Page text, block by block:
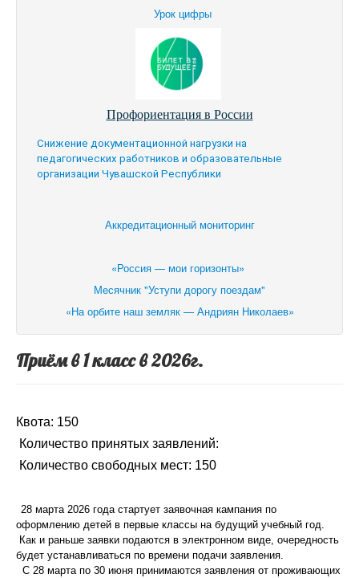
Урок цифры
Профориентация в России
Снижение документационной нагрузки на
педагогических работников и образовательные
организации Чувашской Республики
Аккредитационный мониторинг
«Россия — мои горизонты»
Месячник "Уступи дорогу поездам"
«На орбите наш земляк — Андриян Николаев»
Приём в 1 класс в 2026г.
Квота: 150
Количество принятых заявлений:
Количество свободных мест: 150
28 марта 2026 года стартует заявочная кампания по
оформлению детей в первые классы на будущий учебный год.
Как и раньше заявки подаются в электронном виде, очередность
будет устанавливаться по времени подачи заявления.
С 28 марта по 30 июня принимаются заявления от проживающих